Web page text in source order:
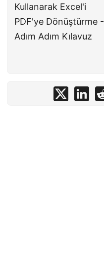
Kullanarak Excel'i
PDF'ye Dönüştürme -
Adım Adım Kılavuz